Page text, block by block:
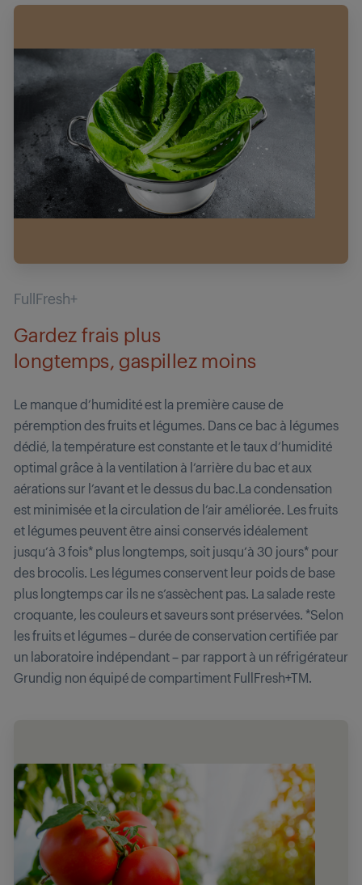
FullFresh+
Gardez frais plus
longtemps, gaspillez moins
Le manque d’humidité est la première cause de
péremption des fruits et légumes. Dans ce bac à légumes
dédié, la température est constante et le taux d’humidité
optimal grâce à la ventilation à l’arrière du bac et aux
aérations sur l’avant et le dessus du bac.La condensation
est minimisée et la circulation de l’air améliorée. Les fruits
et légumes peuvent être ainsi conservés idéalement
jusqu’à 3 fois* plus longtemps, soit jusqu’à 30 jours* pour
des brocolis. Les légumes conservent leur poids de base
plus longtemps car ils ne s’assèchent pas. La salade reste
croquante, les couleurs et saveurs sont préservées. *Selon
les fruits et légumes – durée de conservation certifiée par
un laboratoire indépendant – par rapport à un réfrigérateur
Grundig non équipé de compartiment FullFresh+TM.